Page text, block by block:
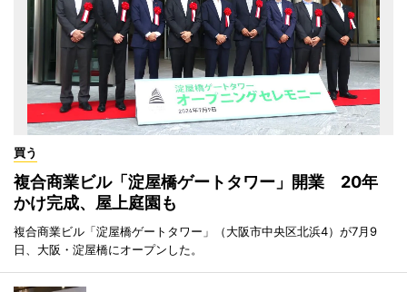
買う
複合商業ビル「淀屋橋ゲートタワー」開業 20年
かけ完成、屋上庭園も
複合商業ビル「淀屋橋ゲートタワー」（大阪市中央区北浜4）が7月9
日、大阪・淀屋橋にオープンした。